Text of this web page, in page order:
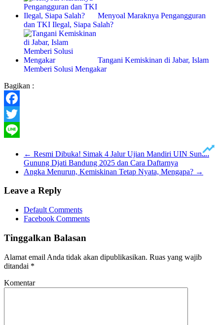
Menyoal Maraknya Pengangguran
dan TKI Ilegal, Siapa Salah?
Tangani Kemiskinan di Jabar, Islam
Memberi Solusi Mengakar
Bagikan :
Facebook
Twitter
← Resmi Dibuka! Simak 4 Jalur Ujian Mandiri UIN Sunan
Gunung Djati Bandung 2025 dan Cara Daftarnya
Angka Menurun, Kemiskinan Tetap Nyata, Mengapa? →
Leave a Reply
Default Comments
Facebook Comments
Tinggalkan Balasan
Alamat email Anda tidak akan dipublikasikan. Ruas yang wajib
ditandai *
Komentar